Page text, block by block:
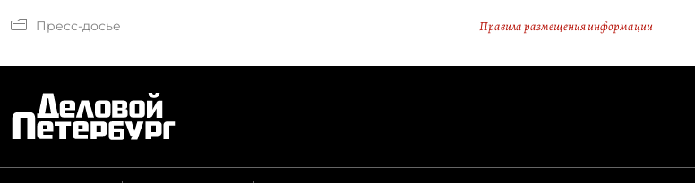
Пресс-досье Правила размещения информации